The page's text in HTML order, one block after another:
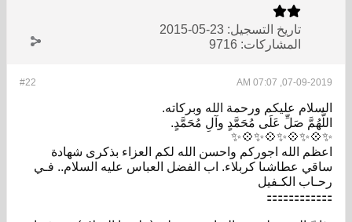
تاريخ التسجيل: 23-05-2015
المشاركات: 9716
#22 07-09-2019, 07:07 AM
السلام عليكم ورحمة الله وبركاته.
اللَّهُمَّ صَلِّ عَلَى مُحَمَّدٍ وآلِ مُحَمَّدٍ.
✨💠✨💠✨💠✨💠✨
اعظم الله اجوركم واحسن الله لكم العزاء بذكرى شهادة
ساقي عطاشىا كربلاء. اب الفضل العباس عليه السلام.. فـي
رحـاب الكـفيل
⚏⚏⚏⚏⚏⚏